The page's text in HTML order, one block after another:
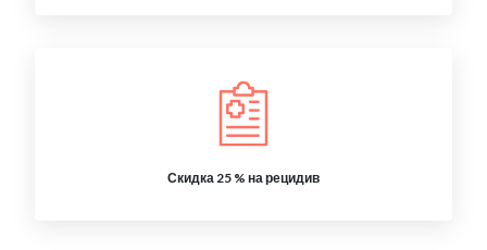
Скидка 25 % на рецидив